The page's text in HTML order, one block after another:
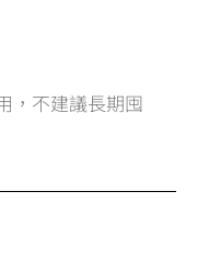
，不建議長期囤